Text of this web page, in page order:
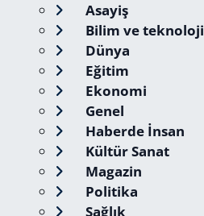
Asayiş
Bilim ve teknoloji
Dünya
Eğitim
Ekonomi
Genel
Haberde İnsan
Kültür Sanat
Magazin
Politika
Sağlık